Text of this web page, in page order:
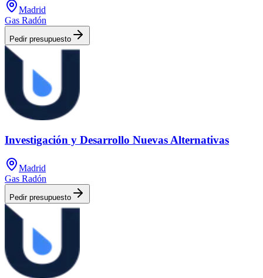
Madrid
Gas Radón
Pedir presupuesto
Investigación y Desarrollo Nuevas Alternativas
Madrid
Gas Radón
Pedir presupuesto